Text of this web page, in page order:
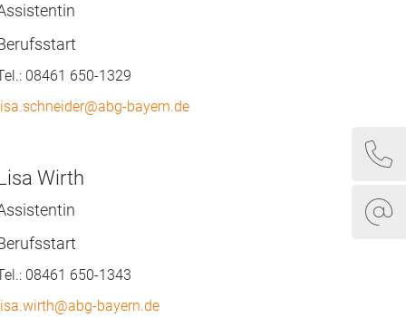
08461 650-1329
bayern.de
Wirth
08461 650-1343
bayern.de